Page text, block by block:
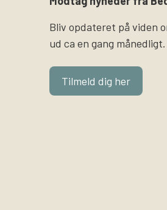
Bliv opdateret på viden
ud ca en gang
Tilmeld dig her